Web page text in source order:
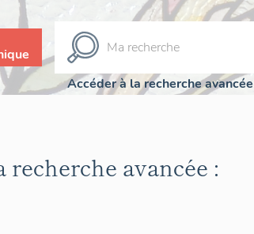
Accéder à la recherche avancée
recherche avancée :